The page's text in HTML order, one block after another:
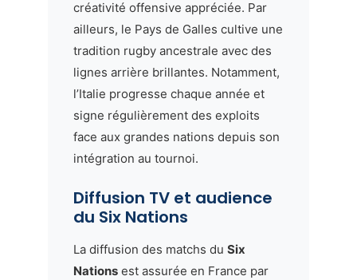
créativité offensive appréciée. Par
ailleurs, le Pays de Galles cultive une
tradition rugby ancestrale avec des
lignes arrière brillantes. Notamment,
l’Italie progresse chaque année et
signe régulièrement des exploits
face aux grandes nations depuis son
intégration au tournoi.
Diffusion TV et audience
du Six Nations
La diffusion des matchs du Six
Nationsest assurée en France par